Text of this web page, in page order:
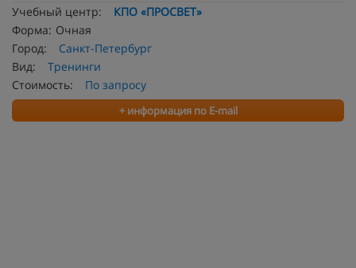
Учебный центр:
КПО «ПРОСВЕТ»
Форма: Очная
Город:
Санкт-Петербург
Вид:
Тренинги
Стоимость:
По запросу
+ информация по E-mail